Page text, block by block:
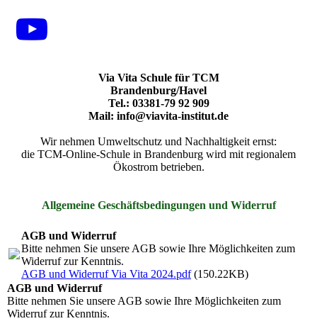
Via Vita Schule für TCM
Brandenburg/Havel
Tel.: 03381-79 92 909
Mail: info@viavita-institut.de
Wir nehmen Umweltschutz und Nachhaltigkeit ernst:
die TCM-Online-Schule in Brandenburg wird mit regionalem
Ökostrom betrieben.
Allgemeine Geschäftsbedingungen und Widerruf
AGB und Widerruf
Bitte nehmen Sie unsere AGB sowie Ihre Möglichkeiten zum
Widerruf zur Kenntnis.
AGB und Widerruf Via Vita 2024.pdf(150.22KB)
AGB und Widerruf
Bitte nehmen Sie unsere AGB sowie Ihre Möglichkeiten zum
Widerruf zur Kenntnis.